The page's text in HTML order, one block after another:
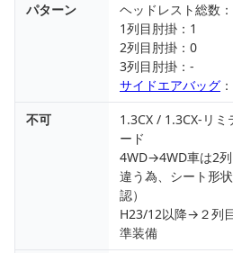
パターン
ヘッドレスト総数
1列目肘掛：1
2列目肘掛：0
3列目肘掛：-
サイドエアバッグ
不可
1.3CX / 1.3CX-リ
ード
4WD→4WD車は2
違う為、シート形
認）
H23/12以降→２列
準装備